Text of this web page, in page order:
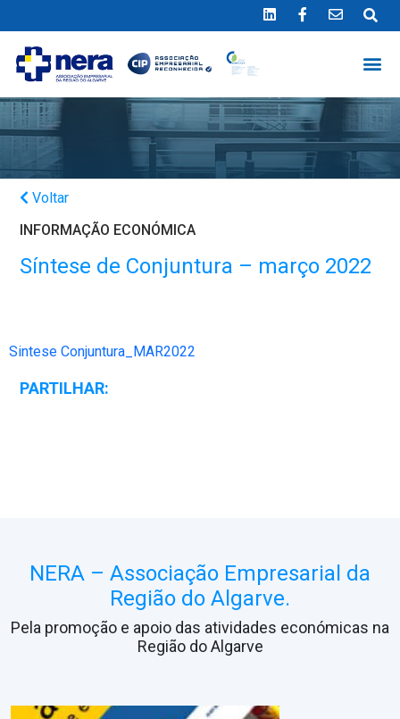
Voltar
INFORMAÇÃO ECONÓMICA
Síntese de Conjuntura – março 2022
Sintese Conjuntura_MAR2022
PARTILHAR:
NERA – Associação Empresarial da
Região do Algarve.
Pela promoção e apoio das atividades económicas na
Região do Algarve